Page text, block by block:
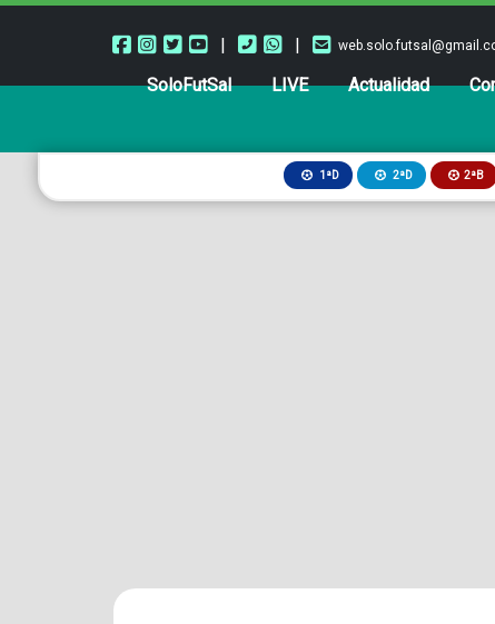
| |
SoloFutSal LIVE Actualidad
1ªD 2ªD 2ªB